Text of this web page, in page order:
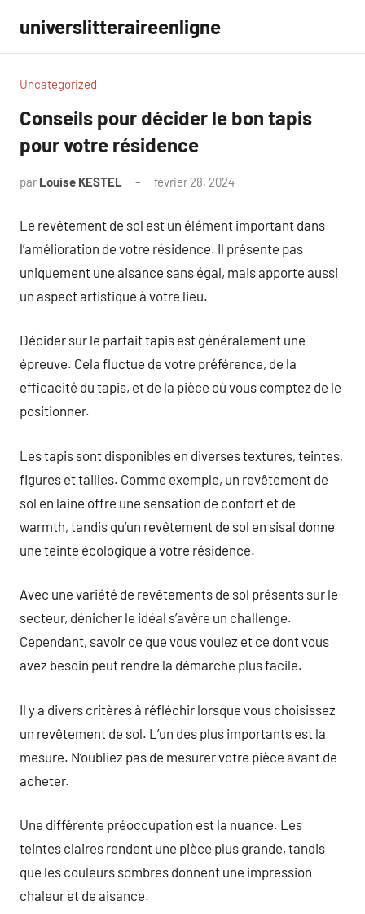
contenu
universlitteraireenligne
Uncategorized
Conseils pour décider le bon tapis
pour votre résidence
par Louise KESTEL février 28, 2024
Le revêtement de sol est un élément important dans
l’amélioration de votre résidence. Il présente pas
uniquement une aisance sans égal, mais apporte aussi
un aspect artistique à votre lieu.
Décider sur le parfait tapis est généralement une
épreuve. Cela fluctue de votre préférence, de la
efficacité du tapis, et de la pièce où vous comptez de le
positionner.
Les tapis sont disponibles en diverses textures, teintes,
figures et tailles. Comme exemple, un revêtement de
sol en laine offre une sensation de confort et de
warmth, tandis qu’un revêtement de sol en sisal donne
une teinte écologique à votre résidence.
Avec une variété de revêtements de sol présents sur le
secteur, dénicher le idéal s’avère un challenge.
Cependant, savoir ce que vous voulez et ce dont vous
avez besoin peut rendre la démarche plus facile.
Il y a divers critères à réfléchir lorsque vous choisissez
un revêtement de sol. L’un des plus importants est la
mesure. N’oubliez pas de mesurer votre pièce avant de
acheter.
Une différente préoccupation est la nuance. Les
teintes claires rendent une pièce plus grande, tandis
que les couleurs sombres donnent une impression
chaleur et de aisance.